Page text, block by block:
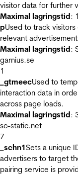
visitor data for further
Maximal lagringstid:
pUsed to track
relevant
Maximal lagringstid:
garnius.se
1
_gtmeecUsed to
interaction data in
across page loads.
Maximal lagringstid:
sc-static.net
7
_schn1Sets a unique
advertisers to target
pairing service is